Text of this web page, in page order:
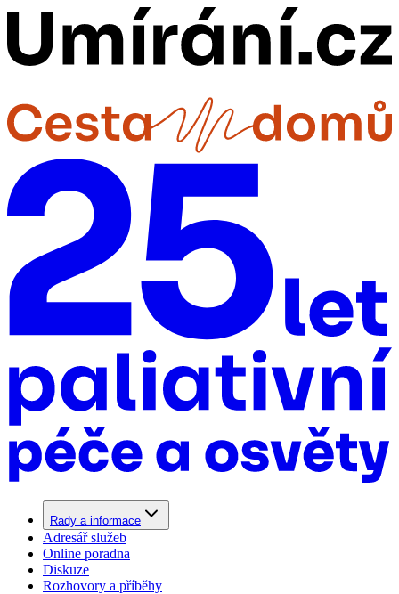
Rady a informace
Adresář služeb
Online poradna
Diskuze
Rozhovory a příběhy